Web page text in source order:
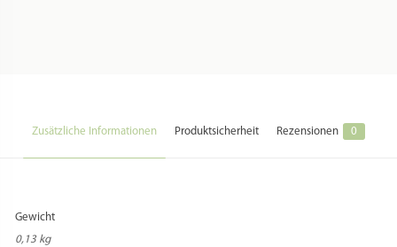
Zusätzliche Informationen Produktsicherheit Rezensionen 0
Gewicht
0,13 kg